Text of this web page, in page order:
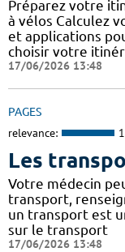
Préparez votre
à vélos Calculez
et applications
choisir votre
17/06/2026 13:48
PAGES
relevance:
Les
Votre médecin
transport,
un transport est
sur le transport
17/06/2026 13:48